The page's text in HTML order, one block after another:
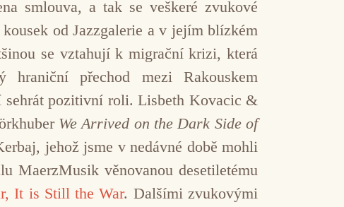
smlouva, a tak se veškeré zvukové
od Jazzgalerie a v jejím blízkém
se vztahují k migrační krizi, která
přechod mezi Rakouskem
sehrát pozitivní roli. Lisbeth Kovacic &
We Arrived on the Dark Side of
jehož jsme v nedávné době mohli
MaerzMusik věnovanou desetiletému
It is Still the War. Dalšími zvukovými